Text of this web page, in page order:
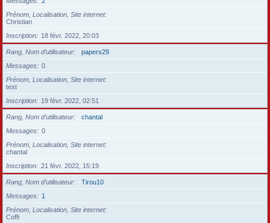
Prénom, Localisation, Site internet
Christian
Inscription
18 févr. 2022, 20:03
Rang, Nom d’utilisateur
papers29
Messages
0
Prénom, Localisation, Site internet
test
Inscription
19 févr. 2022, 02:51
Rang, Nom d’utilisateur
chantal
Messages
0
Prénom, Localisation, Site internet
chantal
Inscription
21 févr. 2022, 15:19
Rang, Nom d’utilisateur
Tirou10
Messages
1
Prénom, Localisation, Site internet
Coffi